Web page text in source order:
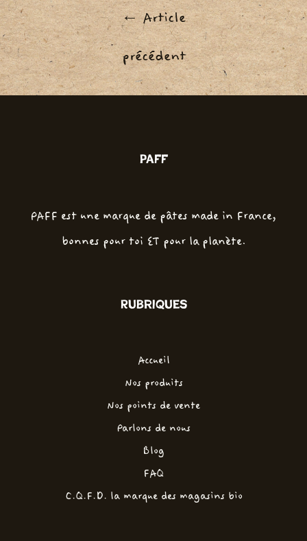
Navigation
de
l’article
←Article
précédent
PAFF
PAFF est une marque de pâtes made in France,
bonnes pour toi ET pour la planète.
Rubriques
Accueil
Nos produits
Nos points de vente
Parlons de nous
Blog
FAQ
C.Q.F.D. la marque des magasins bio